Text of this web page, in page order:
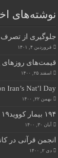
نوشته‌های
جلوگیری از تصرف
فروردین ۴, ۱۴۰۱
قیمت‌های روزهای
اسفند ۲۵, ۱۴۰۰
Iran’s Nat’l Day
بهمن ۲۲, ۱۴۰۰
۱۹۴ بیمار کووید۱۹ در البرز بستری شدند
آبان ۳۰, ۱۴۰۰
انجمن قرآنی در
دی ۲, ۱۴۰۰